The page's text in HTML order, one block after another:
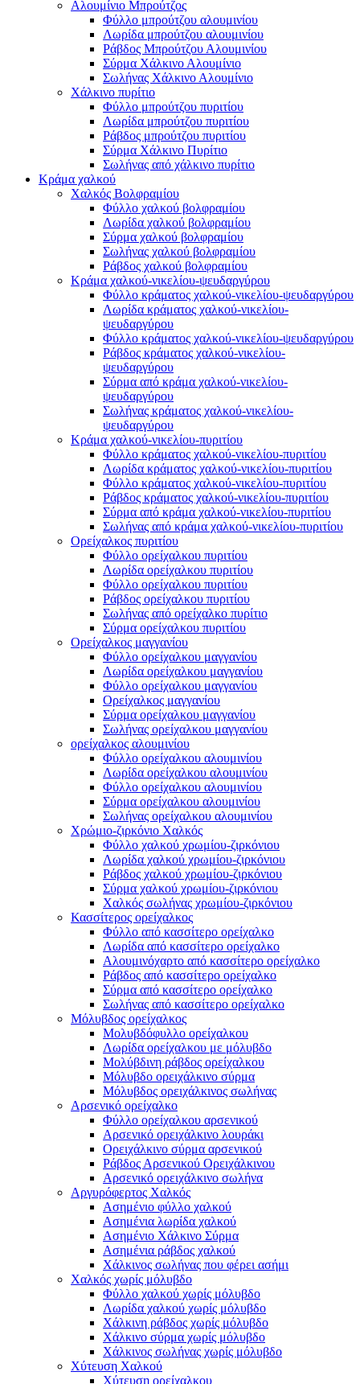
Αλουμίνιο Μπρούτζος
Φύλλο μπρούτζου αλουμινίου
Λωρίδα μπρούτζου αλουμινίου
Ράβδος Μπρούτζου Αλουμινίου
Σύρμα Χάλκινο Αλουμίνιο
Σωλήνας Χάλκινο Αλουμίνιο
Χάλκινο πυρίτιο
Φύλλο μπρούτζου πυριτίου
Λωρίδα μπρούτζου πυριτίου
Ράβδος μπρούτζου πυριτίου
Σύρμα Χάλκινο Πυρίτιο
Σωλήνας από χάλκινο πυρίτιο
Κράμα χαλκού
Χαλκός Βολφραμίου
Φύλλο χαλκού βολφραμίου
Λωρίδα χαλκού βολφραμίου
Σύρμα χαλκού βολφραμίου
Σωλήνας χαλκού βολφραμίου
Ράβδος χαλκού βολφραμίου
Κράμα χαλκού-νικελίου-ψευδαργύρου
Φύλλο κράματος χαλκού-νικελίου-ψευδαργύρου
Λωρίδα κράματος χαλκού-νικελίου-
ψευδαργύρου
Φύλλο κράματος χαλκού-νικελίου-ψευδαργύρου
Ράβδος κράματος χαλκού-νικελίου-
ψευδαργύρου
Σύρμα από κράμα χαλκού-νικελίου-
ψευδαργύρου
Σωλήνας κράματος χαλκού-νικελίου-
ψευδαργύρου
Κράμα χαλκού-νικελίου-πυριτίου
Φύλλο κράματος χαλκού-νικελίου-πυριτίου
Λωρίδα κράματος χαλκού-νικελίου-πυριτίου
Φύλλο κράματος χαλκού-νικελίου-πυριτίου
Ράβδος κράματος χαλκού-νικελίου-πυριτίου
Σύρμα από κράμα χαλκού-νικελίου-πυριτίου
Σωλήνας από κράμα χαλκού-νικελίου-πυριτίου
Ορείχαλκος πυριτίου
Φύλλο ορείχαλκου πυριτίου
Λωρίδα ορείχαλκου πυριτίου
Φύλλο ορείχαλκου πυριτίου
Ράβδος ορείχαλκου πυριτίου
Σωλήνας από ορείχαλκο πυρίτιο
Σύρμα ορείχαλκου πυριτίου
Ορείχαλκος μαγγανίου
Φύλλο ορείχαλκου μαγγανίου
Λωρίδα ορείχαλκου μαγγανίου
Φύλλο ορείχαλκου μαγγανίου
Ορείχαλκος μαγγανίου
Σύρμα ορείχαλκου μαγγανίου
Σωλήνας ορείχαλκου μαγγανίου
ορείχαλκος αλουμινίου
Φύλλο ορείχαλκου αλουμινίου
Λωρίδα ορείχαλκου αλουμινίου
Φύλλο ορείχαλκου αλουμινίου
Σύρμα ορείχαλκου αλουμινίου
Σωλήνας ορείχαλκου αλουμινίου
Χρώμιο-ζιρκόνιο Χαλκός
Φύλλο χαλκού χρωμίου-ζιρκόνιου
Λωρίδα χαλκού χρωμίου-ζιρκόνιου
Ράβδος χαλκού χρωμίου-ζιρκόνιου
Σύρμα χαλκού χρωμίου-ζιρκόνιου
Χαλκός σωλήνας χρωμίου-ζιρκόνιου
Κασσίτερος ορείχαλκος
Φύλλο από κασσίτερο ορείχαλκο
Λωρίδα από κασσίτερο ορείχαλκο
Αλουμινόχαρτο από κασσίτερο ορείχαλκο
Ράβδος από κασσίτερο ορείχαλκο
Σύρμα από κασσίτερο ορείχαλκο
Σωλήνας από κασσίτερο ορείχαλκο
Μόλυβδος ορείχαλκος
Μολυβδόφυλλο ορείχαλκου
Λωρίδα ορείχαλκου με μόλυβδο
Μολύβδινη ράβδος ορείχαλκου
Μόλυβδο ορειχάλκινο σύρμα
Μόλυβδος ορειχάλκινος σωλήνας
Αρσενικό ορείχαλκο
Φύλλο ορείχαλκου αρσενικού
Αρσενικό ορειχάλκινο λουράκι
Ορειχάλκινο σύρμα αρσενικού
Ράβδος Αρσενικού Ορειχάλκινου
Αρσενικό ορειχάλκινο σωλήνα
Αργυρόφερτος Χαλκός
Ασημένιο φύλλο χαλκού
Ασημένια λωρίδα χαλκού
Ασημένιο Χάλκινο Σύρμα
Ασημένια ράβδος χαλκού
Χάλκινος σωλήνας που φέρει ασήμι
Χαλκός χωρίς μόλυβδο
Φύλλο χαλκού χωρίς μόλυβδο
Λωρίδα χαλκού χωρίς μόλυβδο
Χάλκινη ράβδος χωρίς μόλυβδο
Χάλκινο σύρμα χωρίς μόλυβδο
Χάλκινος σωλήνας χωρίς μόλυβδο
Χύτευση Χαλκού
Χύτευση ορείχαλκου